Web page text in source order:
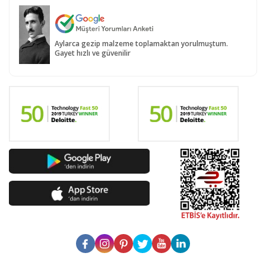
Aylarca gezip malzeme toplamaktan yorulmuştum.
Gayet hızlı ve güvenilir